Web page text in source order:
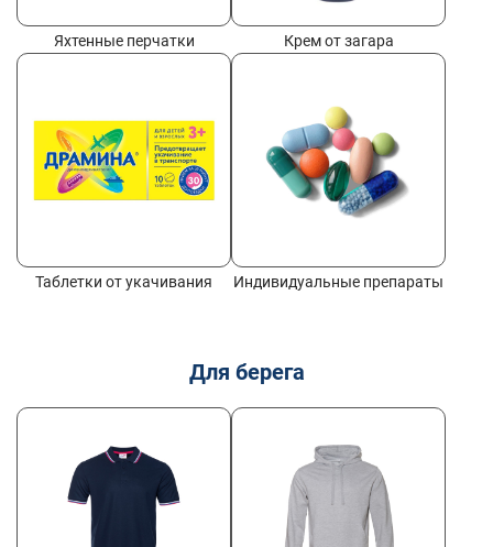
Яхтенные перчатки Крем от загара
Таблетки от укачивания Индивидуальные препараты
Для берега